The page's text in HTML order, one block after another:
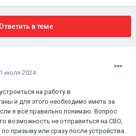
Ответить в теме
июля 2024
на работу в
и для этого необходимо иметь за
я всё правильно понимаю. Вопрос
возможность не отправиться на СВО,
призыву или сразу после устройства